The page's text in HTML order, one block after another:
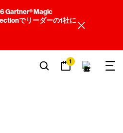
Gartner® Magic
でリーダーの1社に
1